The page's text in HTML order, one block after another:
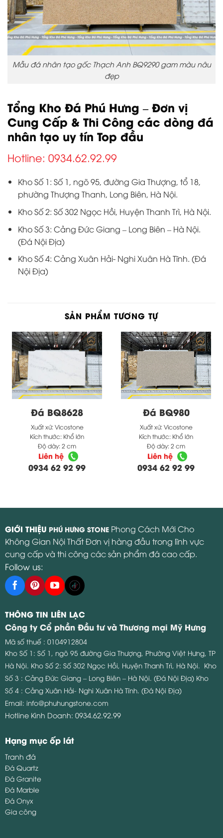
Mẫu đá nhân tạo gốc Thạch Anh BQ9290 gam màu nâu
đẹp
Tổng Kho Đá Phú Hưng – Đơn vị
Cung Cấp & Thi Công các dòng đá
nhân tạo uy tín Top đầu
Hotline: 0934.62.92.99
Kho Số 1: Số 1, ngõ 95, đường Gia Thượng, tổ 18,
phường Thượng Thanh, Long Biên, Hà Nội.
Kho Số 2: Số 302 Ngọc Hồi, Huyện Thanh Trì, Hà Nội.
Kho Số 3: Cảng Đức Giang – Long Biên – Hà Nội.
(Đá Nội Địa)
Kho Số 4: Cảng Xuân Hải- Nghi Xuân Hà Tĩnh. (Đá
Nội Địa)
SẢN PHẨM TƯƠNG TỰ
Đá BQ8628
Xuất xứ: Vicostone
Kích thước: Khổ lớn
Độ dày: 2 cm
Liên hệ
0934 62 92 99
Đá BQ980
Xuất xứ: Vicostone
Kích thước: Khổ lớn
Độ dày: 2 cm
Liên hệ
0934 62 92 99
GIỚI THIỆU PHÚ HƯNG STONE Phong Cách Mới Cho
Không Gian Nội Thất Đơn vị hàng đầu trong lĩnh vực
cung cấp và thi công các sản phẩm đá cao cấp.
Follow us:
THÔNG TIN LIÊN LẠC
Công ty Cổ phần Đầu tư và Thương mại Mỹ Hưng
Mã số thuế : 0104912804
Kho Số 1: Số 1, ngõ 95 đường Gia Thượng, Phường Việt Hưng, TP
Hà Nội. Kho Số 2: Số 302 Ngọc Hồi, Huyện Thanh Trì, Hà Nội. Kho
Số 3 : Cảng Đức Giang – Long Biên – Hà Nội. (Đá Nội Địa) Kho
Số 4 : Cảng Xuân Hải- Nghi Xuân Hà Tĩnh. (Đá Nội Địa)
Email: info@phuhungstone.com
Hotline Kinh Doanh: 0934.62.92.99
Hạng mục ốp lát
Tranh đá
Đá Quartz
Đá Granite
Đá Marble
Đá Onyx
Gia công